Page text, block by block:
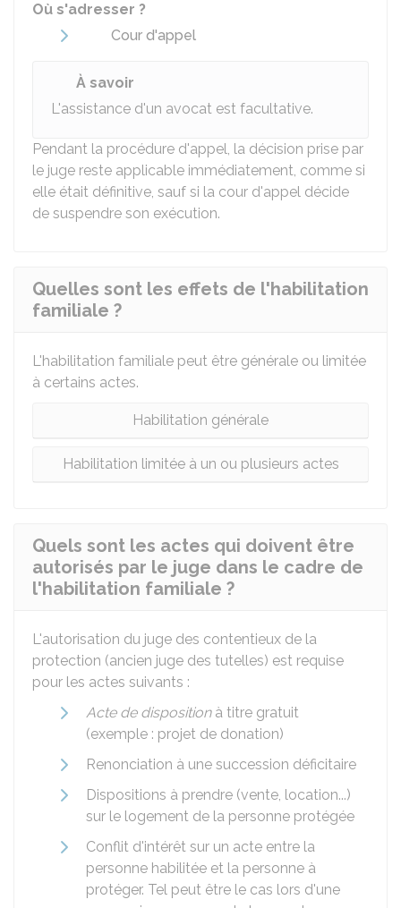
Où s'adresser ?
Cour d'appel
À savoir
L'assistance d'un avocat est facultative.
Pendant la procédure d'appel, la décision prise par
le juge reste applicable immédiatement, comme si
elle était définitive, sauf si la cour d'appel décide
de suspendre son exécution.
Quelles sont les effets de l'habilitation
familiale ?
L'habilitation familiale peut être générale ou limitée
à certains actes.
Habilitation générale
Habilitation limitée à un ou plusieurs actes
Quels sont les actes qui doivent être
autorisés par le juge dans le cadre de
l'habilitation familiale ?
L'autorisation du juge des contentieux de la
protection (ancien juge des tutelles) est requise
pour les actes suivants :
Acte de dispositionà titre gratuit
(exemple : projet de donation)
Renonciation à une succession déficitaire
Dispositions à prendre (vente, location...)
sur le logement de la personne protégée
Conflit d'intérêt sur un acte entre la
personne habilitée et la personne à
protéger. Tel peut être le cas lors d'une